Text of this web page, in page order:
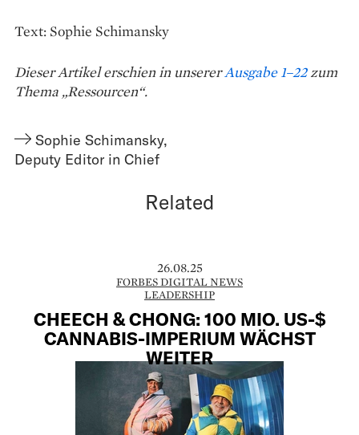
Text: Sophie Schimansky
Dieser Artikel erschien in unsererAusgabe 1–22zum
Thema „Ressourcen“.
Sophie Schimansky,
Deputy Editor in Chief
Related
26.08.25
FORBES DIGITAL NEWS
LEADERSHIP
CHEECH & CHONG: 100 MIO. US-$
CANNABIS-IMPERIUM WÄCHST
WEITER